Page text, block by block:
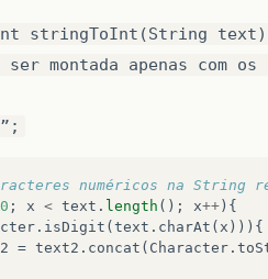
stringToInt(String
montada apenas com
numéricos na String
0 ; x < text . length (); x++ ){
. isDigit ( text . charAt ( x ))){
= text2 . concat ( Character .